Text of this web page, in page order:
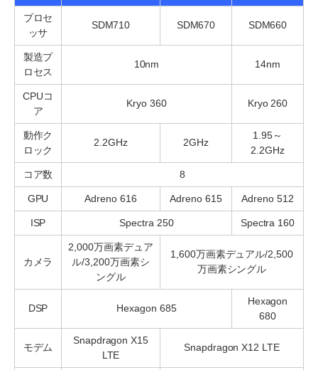
プロセ
ッサ
SDM710 SDM670 SDM660
製造プ
ロセス
10nm 14nm
CPUコ
ア
Kryo 360 Kryo 260
動作ク
ロック
2.2GHz 2GHz
1.95～
2.2GHz
コア数 8
GPU Adreno 616 Adreno 615 Adreno 512
ISP Spectra 250 Spectra 160
カメラ
2,000万画素デュア
ル/3,200万画素シ
ングル
1,600万画素デュアル/2,500
万画素シングル
DSP Hexagon 685
Hexagon
680
モデム
Snapdragon X15
LTE
Snapdragon X12 LTE